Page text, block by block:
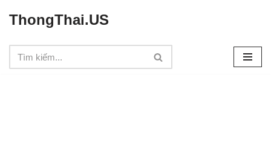
tới
nội
ThongThai.US